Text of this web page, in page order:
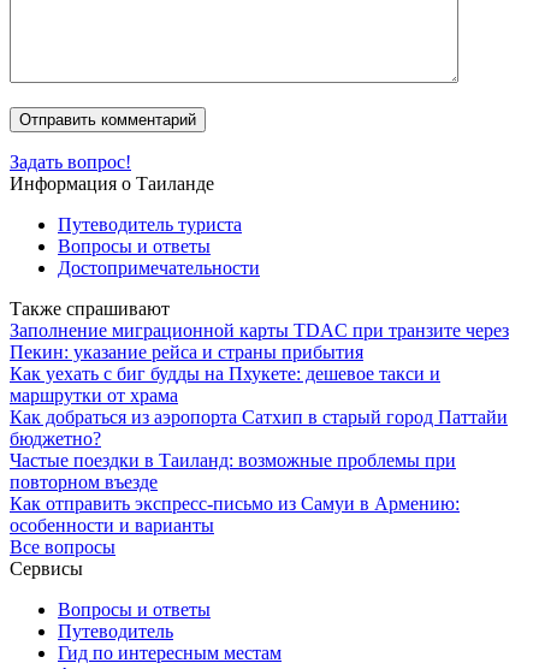
Задать вопрос!
Информация о Таиланде
Путеводитель туриста
Вопросы и ответы
Достопримечательности
Также спрашивают
Заполнение миграционной карты TDAC при транзите через
Пекин: указание рейса и страны прибытия
Как уехать с биг будды на Пхукете: дешевое такси и
маршрутки от храма
Как добраться из аэропорта Сатхип в старый город Паттайи
бюджетно?
Частые поездки в Таиланд: возможные проблемы при
повторном въезде
Как отправить экспресс-письмо из Самуи в Армению:
особенности и варианты
Все вопросы
Сервисы
Вопросы и ответы
Путеводитель
Гид по интересным местам